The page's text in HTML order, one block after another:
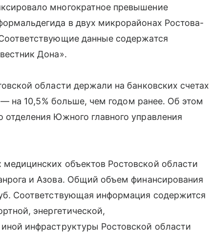
многократное превышение
в двух микрорайонах Ростова-
данные содержатся
Дона».
области держали на банковских счетах
на 10,5% больше, чем годом ранее. Об этом
Южного главного управления
объектов Ростовской области
и Азова. Общий объем финансирования
Соответствующая информация содержится
энергетической,
инфраструктуры Ростовской области